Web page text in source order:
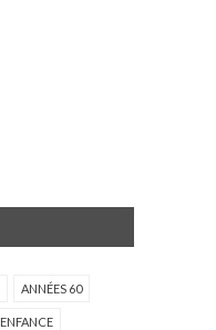
ANNÉES 60
ENFANCE